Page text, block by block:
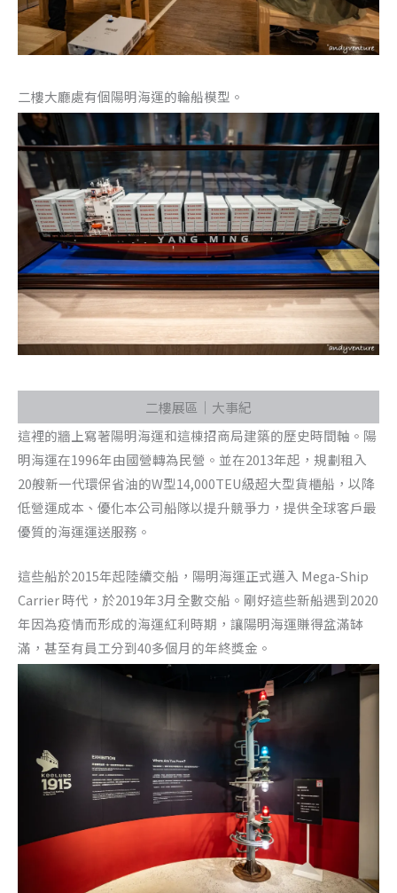
二樓大廳處有個陽明海運的輪船模型。
二樓展區｜大事紀
這裡的牆上寫著陽明海運和這棟招商局建築的歷史時間軸。陽
明海運在1996年由國營轉為民營。並在2013年起，規劃租入
20艘新一代環保省油的W型14,000TEU級超大型貨櫃船，以降
低營運成本、優化本公司船隊以提升競爭力，提供全球客戶最
優質的海運運送服務。
這些船於2015年起陸續交船，陽明海運正式邁入 Mega-Ship
Carrier 時代，於2019年3月全數交船。剛好這些新船遇到2020
年因為疫情而形成的海運紅利時期，讓陽明海運賺得盆滿缽
滿，甚至有員工分到40多個月的年終獎金。